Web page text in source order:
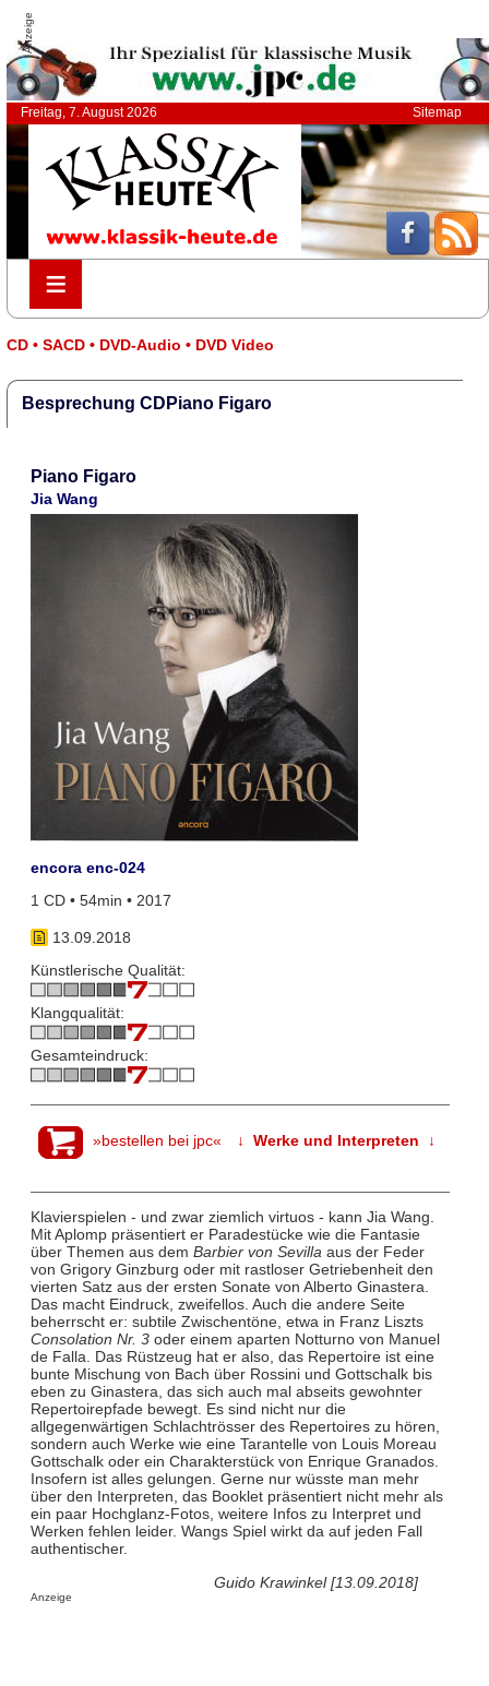
Anzeige
Freitag, 7. August 2026 Sitemap
≡
≡
CD • SACD • DVD-Audio • DVD Video
Besprechung CDPiano Figaro
Piano Figaro
Jia Wang
encora enc-024
1 CD • 54min • 2017
13.09.2018
Künstlerische Qualität:
Klangqualität:
Gesamteindruck:
»bestellen bei jpc« ↓ Werke und Interpreten ↓
Klavierspielen - und zwar ziemlich virtuos - kann Jia Wang.
Mit Aplomp präsentiert er Paradestücke wie die Fantasie
über Themen aus dem Barbier von Sevillaaus der Feder
von Grigory Ginzburg oder mit rastloser Getriebenheit den
vierten Satz aus der ersten Sonate von Alberto Ginastera.
Das macht Eindruck, zweifellos. Auch die andere Seite
beherrscht er: subtile Zwischentöne, etwa in Franz Liszts
Consolation Nr. 3oder einem aparten Notturno von Manuel
de Falla. Das Rüstzeug hat er also, das Repertoire ist eine
bunte Mischung von Bach über Rossini und Gottschalk bis
eben zu Ginastera, das sich auch mal abseits gewohnter
Repertoirepfade bewegt. Es sind nicht nur die
allgegenwärtigen Schlachtrösser des Repertoires zu hören,
sondern auch Werke wie eine Tarantelle von Louis Moreau
Gottschalk oder ein Charakterstück von Enrique Granados.
Insofern ist alles gelungen. Gerne nur wüsste man mehr
über den Interpreten, das Booklet präsentiert nicht mehr als
ein paar Hochglanz-Fotos, weitere Infos zu Interpret und
Werken fehlen leider. Wangs Spiel wirkt da auf jeden Fall
authentischer.
Guido Krawinkel [13.09.2018]
Anzeige